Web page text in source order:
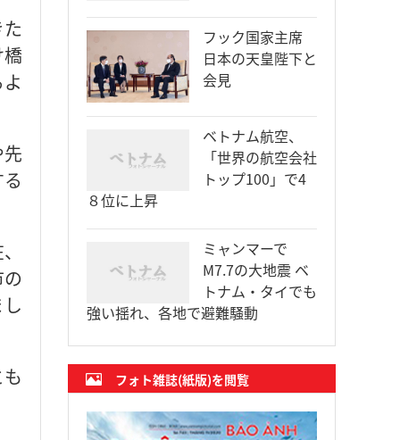
フック国家主席
日本の天皇陛下と
会見
ベトナム航空、
「世界の航空会社
トップ100」で4
８位に上昇
ミャンマーで
M7.7の大地震 ベ
トナム・タイでも
強い揺れ、各地で避難騒動
フォト雑誌(紙版)を閲覧